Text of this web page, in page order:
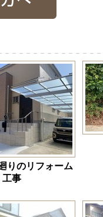
りのリフォーム
工事